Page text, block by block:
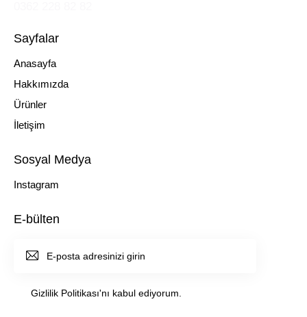
Sayfalar
Anasayfa
Hakkımızda
Ürünler
İletişim
Sosyal Medya
Instagram
E-bülten
Gizlilik Politikası'nı kabul ediyorum.